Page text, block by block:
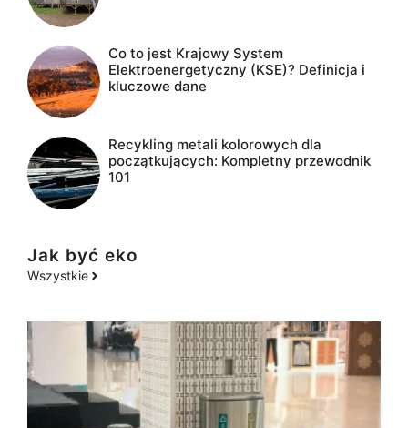
Co to jest Krajowy System
Elektroenergetyczny (KSE)? Definicja i
kluczowe dane
Recykling metali kolorowych dla
początkujących: Kompletny przewodnik
101
Jak być eko
Wszystkie